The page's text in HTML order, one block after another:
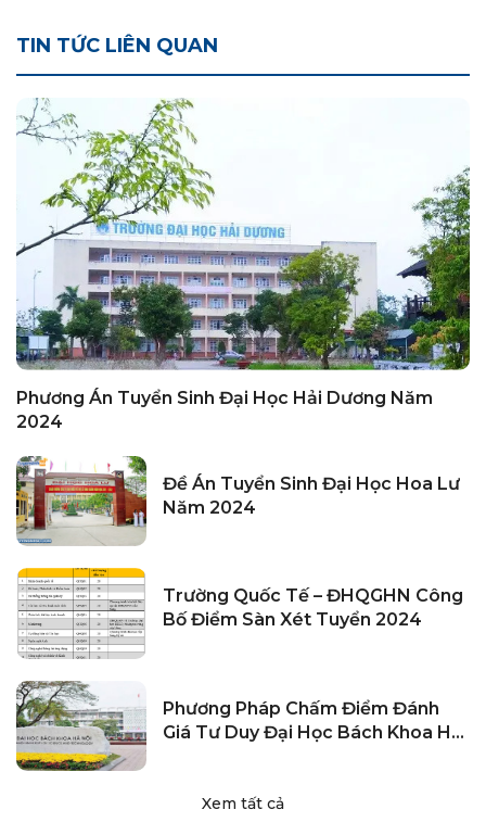
TIN TỨC LIÊN QUAN
Phương Án Tuyển Sinh Đại Học Hải Dương Năm
2024
Đề Án Tuyển Sinh Đại Học Hoa Lư
Năm 2024
Trường Quốc Tế – ĐHQGHN Công
Bố Điểm Sàn Xét Tuyển 2024
Phương Pháp Chấm Điểm Đánh
Giá Tư Duy Đại Học Bách Khoa Hà
Xem tất cả